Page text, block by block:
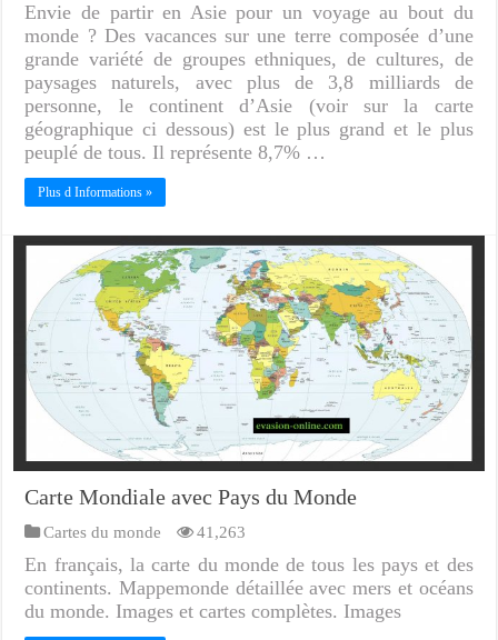
Envie de partir en Asie pour un voyage au bout du
monde ? Des vacances sur une terre composée d’une
grande variété de groupes ethniques, de cultures, de
paysages naturels, avec plus de 3,8 milliards de
personne, le continent d’Asie (voir sur la carte
géographique ci dessous) est le plus grand et le plus
peuplé de tous. Il représente 8,7% …
Plus d Informations »
Carte Mondiale avec Pays du Monde
Cartes du monde 41,263
En français, la carte du monde de tous les pays et des
continents. Mappemonde détaillée avec mers et océans
du monde. Images et cartes complètes. Images